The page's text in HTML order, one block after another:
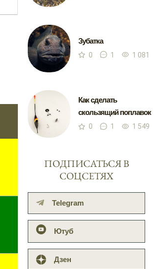
Зубатка
0 1 1 081
Как сделать
скользящий поплавок
0 1 1 549
ПОДПИСАТЬСЯ В
СОЦСЕТЯХ
Telegram
Ютуб
Дзен